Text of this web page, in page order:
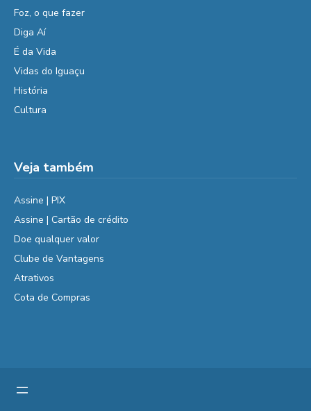
Foz, o que fazer
Diga Aí
É da Vida
Vidas do Iguaçu
História
Cultura
Veja também
Assine | PIX
Assine | Cartão de crédito
Doe qualquer valor
Clube de Vantagens
Atrativos
Cota de Compras